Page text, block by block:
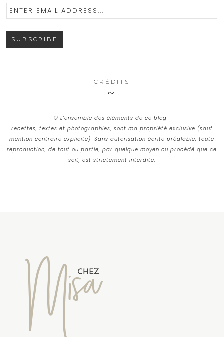
CRÉDITS
© L’ensemble des éléments de ce blog :
recettes, textes et photographies, sont ma propriété exclusive (sauf
mention contraire explicite). Sans autorisation écrite préalable, toute
reproduction, de tout ou partie, par quelque moyen ou procédé que ce
soit, est strictement interdite.